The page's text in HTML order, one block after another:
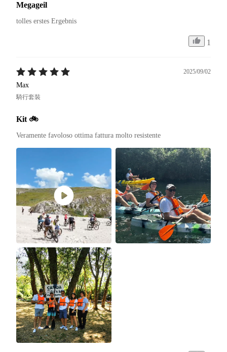
Megageil
tolles erstes Ergebnis
1
2025/09/02
Max
騎行套裝
Kit 🚲
Veramente favoloso ottima fattura molto resistente